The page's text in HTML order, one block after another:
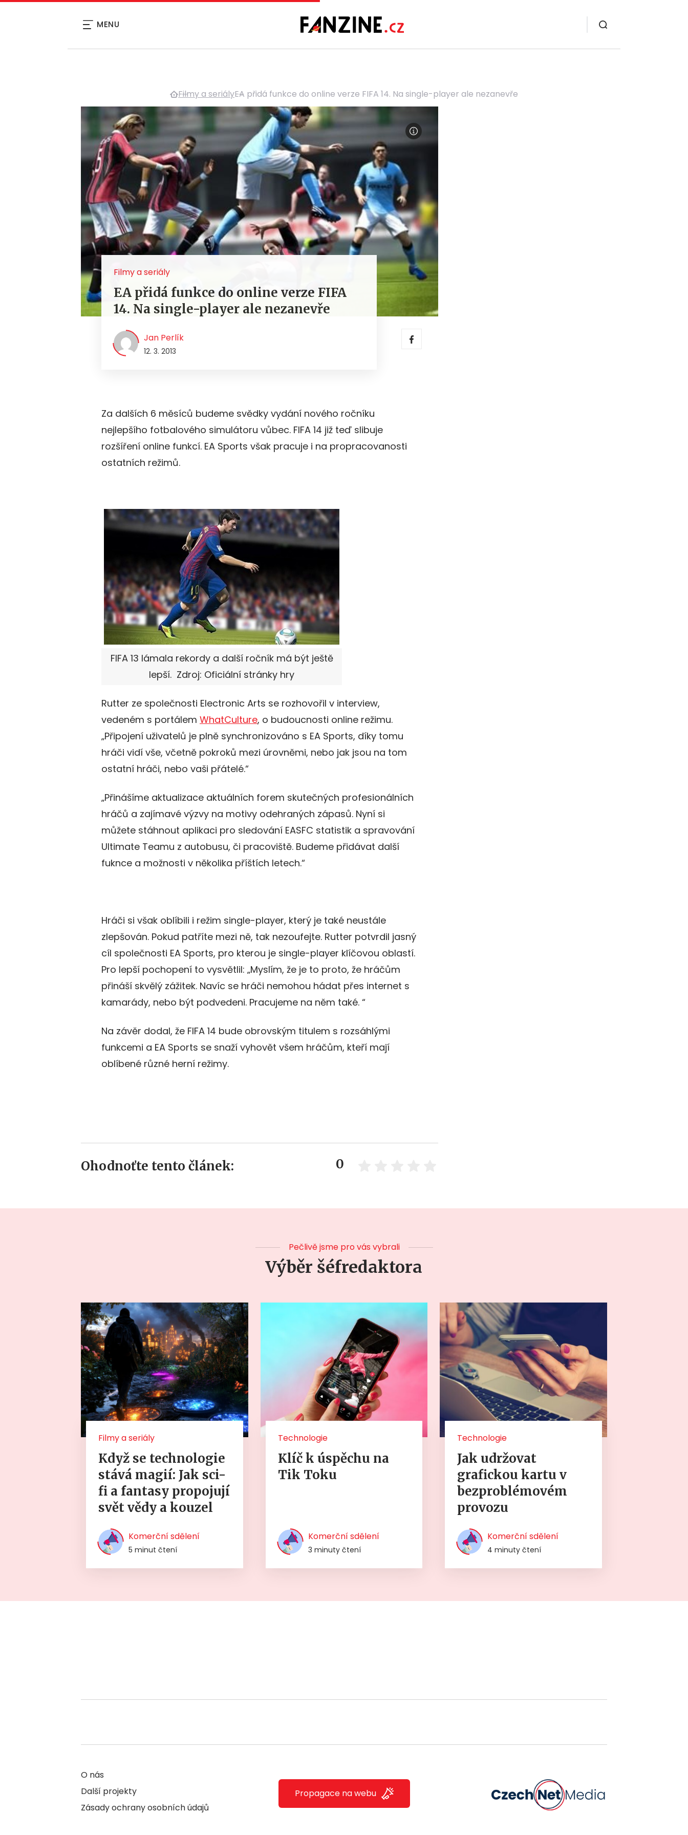
MENU
Filmy a seriályEA přidá funkce do online verze FIFA 14. Na single-player ale nezanevře
Filmy a seriály
EA přidá funkce do online verze FIFA
14. Na single-player ale nezanevře
Jan Perlík
12. 3. 2013
Za dalších 6 měsíců budeme svědky vydání nového ročníku
nejlepšího fotbalového simulátoru vůbec. FIFA 14 již teď slibuje
rozšíření online funkcí. EA Sports však pracuje i na propracovanosti
ostatních režimů.
FIFA 13 lámala rekordy a další ročník má být ještě
lepší. Zdroj: Oficiální stránky hry
Rutter ze společnosti Electronic Arts se rozhovořil v interview,
vedeném s portálem WhatCulture, o budoucnosti online režimu.
„Připojení uživatelů je plně synchronizováno s EA Sports, díky tomu
hráči vidí vše, včetně pokroků mezi úrovněmi, nebo jak jsou na tom
ostatní hráči, nebo vaši přátelé.“
„Přinášíme aktualizace aktuálních forem skutečných profesionálních
hráčů a zajímavé výzvy na motivy odehraných zápasů. Nyní si
můžete stáhnout aplikaci pro sledování EASFC statistik a spravování
Ultimate Teamu z autobusu, či pracoviště. Budeme přidávat další
fuknce a možnosti v několika příštích letech.“
Hráči si však oblíbili i režim single-player, který je také neustále
zlepšován. Pokud patříte mezi ně, tak nezoufejte. Rutter potvrdil jasný
cíl společnosti EA Sports, pro kterou je single-player klíčovou oblastí.
Pro lepší pochopení to vysvětlil: „Myslím, že je to proto, že hráčům
přináší skvělý zážitek. Navíc se hráči nemohou hádat přes internet s
kamarády, nebo být podvedeni. Pracujeme na něm také. “
Na závěr dodal, že FIFA 14 bude obrovským titulem s rozsáhlými
funkcemi a EA Sports se snaží vyhovět všem hráčům, kteří mají
oblíbené různé herní režimy.
Ohodnoťte tento článek: 0
Pečlivě jsme pro vás vybrali
Výběr šéfredaktora
Filmy a seriály
Když se technologie
stává magií: Jak sci-
fi a fantasy propojují
svět vědy a kouzel
Komerční sdělení
5 minut čtení
Technologie
Klíč k úspěchu na
Tik Toku
Komerční sdělení
3 minuty čtení
Technologie
Jak udržovat
grafickou kartu v
bezproblémovém
provozu
Komerční sdělení
4 minuty čtení
O nás
Další projekty
Zásady ochrany osobních údajů
Propagace na webu